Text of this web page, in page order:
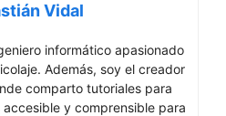
Vidal
informático apasionado
Además, soy el creador
comparto tutoriales para
y comprensible para